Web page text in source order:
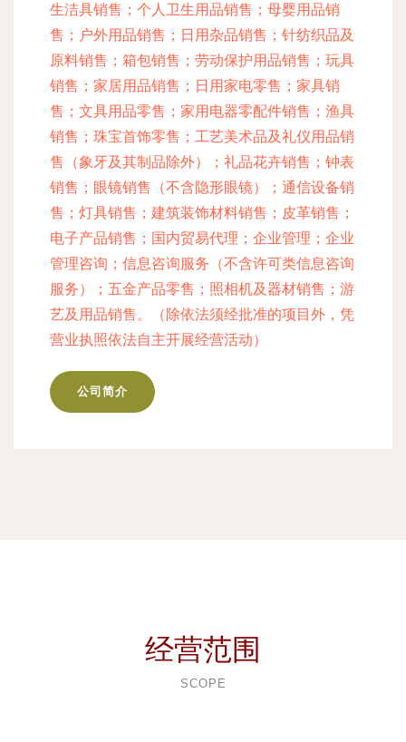
生洁具销售；个人卫生用品销售；母婴用品销
售；户外用品销售；日用杂品销售；针纺织品及
原料销售；箱包销售；劳动保护用品销售；玩具
销售；家居用品销售；日用家电零售；家具销
售；文具用品零售；家用电器零配件销售；渔具
销售；珠宝首饰零售；工艺美术品及礼仪用品销
售（象牙及其制品除外）；礼品花卉销售；钟表
销售；眼镜销售（不含隐形眼镜）；通信设备销
售；灯具销售；建筑装饰材料销售；皮革销售；
电子产品销售；国内贸易代理；企业管理；企业
管理咨询；信息咨询服务（不含许可类信息咨询
服务）；五金产品零售；照相机及器材销售；游
艺及用品销售。（除依法须经批准的项目外，凭
营业执照依法自主开展经营活动）
公司简介
经营范围
SCOPE